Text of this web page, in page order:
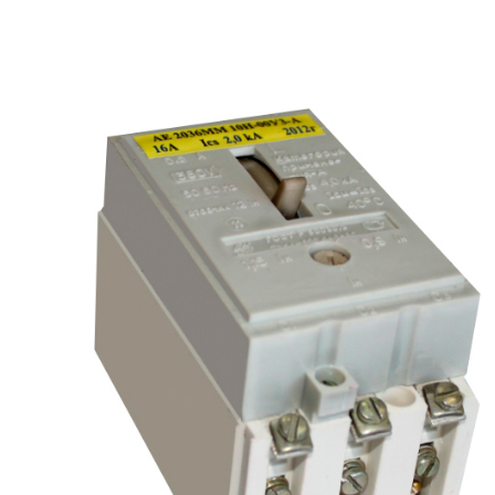
(Филиал
15.02.2022
Электро выиграла тендер на
поставку деревянных опор ЛЭП
складского оперативного
Татьяна (Branch of «Saren B.
V.» PLLC)
Выражаю благодарность
оперативную обработку нашего
Выставили коммерческое
хорошей цене в течение двух
малого сотня товарных